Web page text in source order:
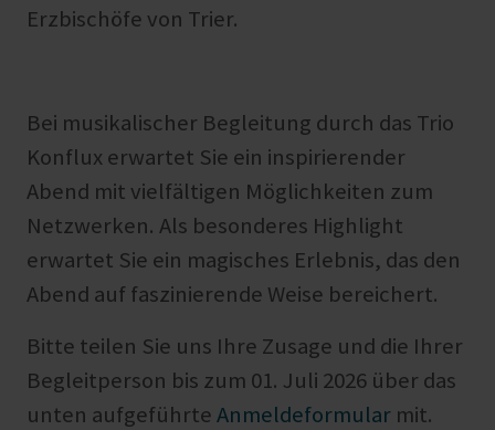
Erzbischöfe von Trier.
Bei musikalischer Begleitung durch das Trio
Konflux erwartet Sie ein inspirierender
Abend mit vielfältigen Möglichkeiten zum
Netzwerken. Als besonderes Highlight
erwartet Sie ein magisches Erlebnis, das den
Abend auf faszinierende Weise bereichert.
Bitte teilen Sie uns Ihre Zusage und die Ihrer
Begleitperson bis zum 01. Juli 2026 über das
unten aufgeführteAnmeldeformular mit.